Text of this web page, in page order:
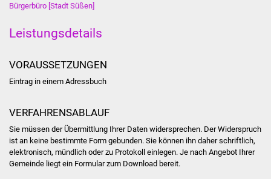
Sanierung Bizethalle
Bürgerbüro [Stadt Süßen]
Leistungsdetails
VORAUSSETZUNGEN
Eintrag in einem Adressbuch
VERFAHRENSABLAUF
Sie müssen der Übermittlung Ihrer Daten widersprechen. Der Widerspruch
ist an keine bestimmte Form gebunden. Sie können ihn daher schriftlich,
elektronisch, mündlich oder zu Protokoll einlegen. Je nach Angebot Ihrer
Gemeinde liegt ein Formular zum Download bereit.